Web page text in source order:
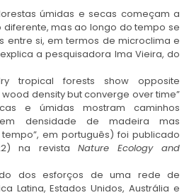
úmidas e secas começam a
mas ao longo do tempo se
entre si, em termos de microclima e
a pesquisadora Ima Vieira, do
tropical forests show opposite
density but converge over time”
e úmidas mostram caminhos
densidade de madeira mas
em português) foi publicado
na revista Nature Ecology and
dos esforços de uma rede de
Latina, Estados Unidos, Austrália e